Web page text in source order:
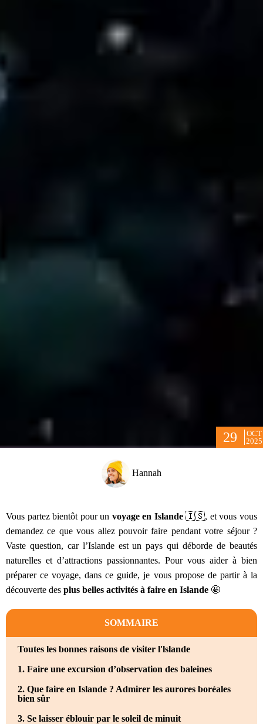
29
OCT
2025
Hannah
Vous partez bientôt pour un voyage en Islande🇮🇸, et vous vous
demandez ce que vous allez pouvoir faire pendant votre séjour ?
Vaste question, car l’Islande est un pays qui déborde de beautés
naturelles et d’attractions passionnantes. Pour vous aider à bien
préparer ce voyage, dans ce guide, je vous propose de partir à la
découverte des plus belles activités à faire en Islande 🤩
SOMMAIRE
Toutes les bonnes raisons de visiter l'lslande
1. Faire une excursion d’observation des baleines
2. Que faire en Islande ? Admirer les aurores boréales
bien sûr
3. Se laisser éblouir par le soleil de minuit